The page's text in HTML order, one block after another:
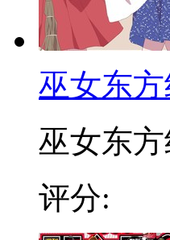
巫女东
巫女东
评分: